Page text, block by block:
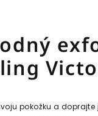
pokožku a